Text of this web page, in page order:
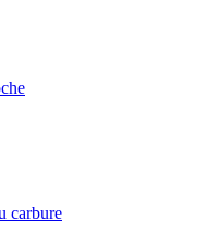
carbure